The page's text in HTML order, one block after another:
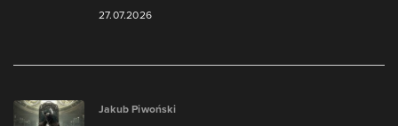
27.07.2026
Jakub Piwoński